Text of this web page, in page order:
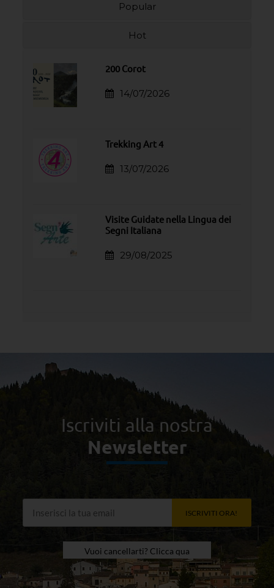
Popular
Hot
200 Corot
14/07/2026
Trekking Art 4
13/07/2026
Visite Guidate nella Lingua dei
Segni Italiana
29/08/2025
Iscriviti alla nostra
Newsletter
ISCRIVITI ORA!
Vuoi cancellarti? Clicca qua